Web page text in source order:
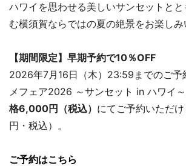
ハワイを思わせる美しいサンセットと
む横須賀ならではの夏の絶景をお楽しみ
【期間限定】早期予約で10％OFF
2026年7月16日（木）23:59までのご予
メフェア2026 ～サンセット in ハワイ
格6,000円（税込） にてご予約いただ
円・税込）。
ご予約はこちら